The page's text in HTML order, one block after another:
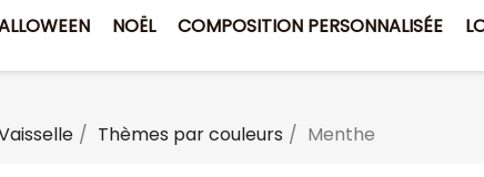
NOËL COMPOSITION PERSONNALISÉE
Thèmes par couleurs Menthe